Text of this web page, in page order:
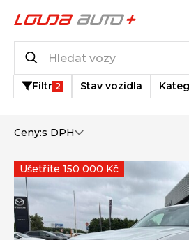
Filtr 2 Stav vozidla
Ceny:s DPH
Ušetříte 150 000 Kč